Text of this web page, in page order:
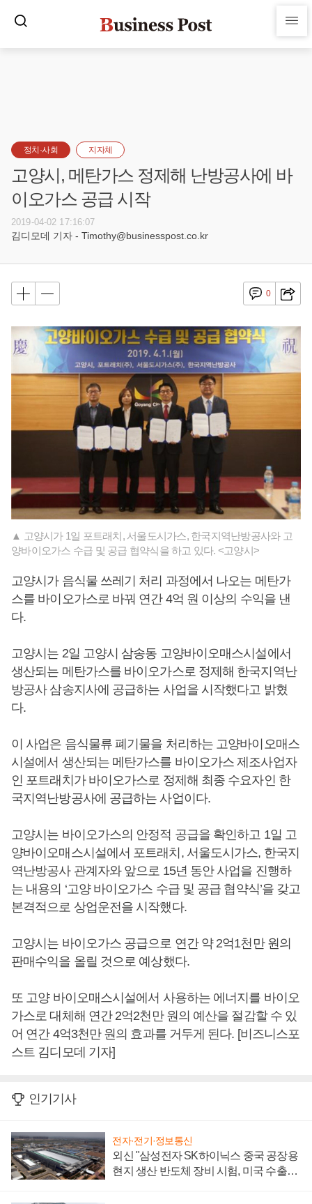
정치·사회 지자체
고양시, 메탄가스 정제해 난방공사에 바
이오가스 공급 시작
2019-04-02 17:16:07
김디모데 기자 - Timothy@businesspost.co.kr
0
▲ 고양시가 1일 포트래치, 서울도시가스, 한국지역난방공사와 고
양바이오가스 수급 및 공급 협약식을 하고 있다. <고양시>
고양시가 음식물 쓰레기 처리 과정에서 나오는 메탄가
스를 바이오가스로 바꿔 연간 4억 원 이상의 수익을 낸
다.
고양시는 2일 고양시 삼송동 고양바이오매스시설에서
생산되는 메탄가스를 바이오가스로 정제해 한국지역난
방공사 삼송지사에 공급하는 사업을 시작했다고 밝혔
다.
이 사업은 음식물류 폐기물을 처리하는 고양바이오매스
시설에서 생산되는 메탄가스를 바이오가스 제조사업자
인 포트래치가 바이오가스로 정제해 최종 수요자인 한
국지역난방공사에 공급하는 사업이다.
고양시는 바이오가스의 안정적 공급을 확인하고 1일 고
양바이오매스시설에서 포트래치, 서울도시가스, 한국지
역난방공사 관계자와 앞으로 15년 동안 사업을 진행하
는 내용의 ‘고양 바이오가스 수급 및 공급 협약식’을 갖고
본격적으로 상업운전을 시작했다.
고양시는 바이오가스 공급으로 연간 약 2억1천만 원의
판매수익을 올릴 것으로 예상했다.
또 고양 바이오매스시설에서 사용하는 에너지를 바이오
가스로 대체해 연간 2억2천만 원의 예산을 절감할 수 있
어 연간 4억3천만 원의 효과를 거두게 된다. [비즈니스포
스트 김디모데 기자]
인기기사
전자·전기·정보통신
외신 "삼성전자 SK하이닉스 중국 공장용
현지 생산 반도체 장비 시험, 미국 수출통